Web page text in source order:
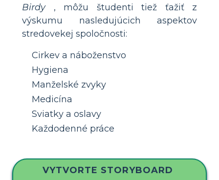
Birdy, môžu študenti tiež ťažiť z
výskumu nasledujúcich aspektov
stredovekej spoločnosti:
Cirkev a náboženstvo
Hygiena
Manželské zvyky
Medicína
Sviatky a oslavy
Každodenné práce
VYTVORTE STORYBOARD